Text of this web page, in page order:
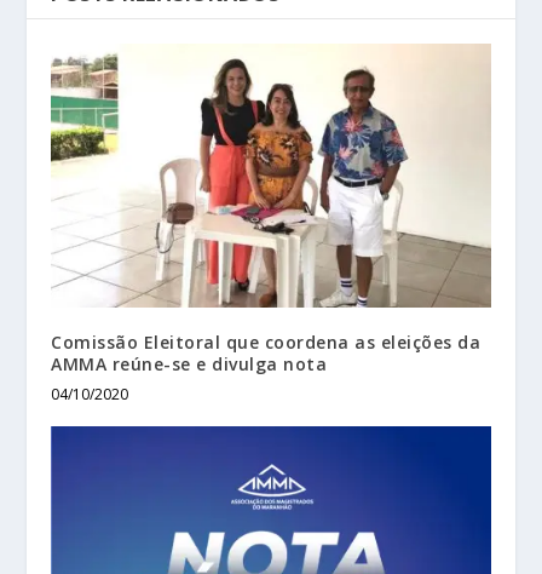
Comissão Eleitoral que coordena as eleições da
AMMA reúne-se e divulga nota
04/10/2020